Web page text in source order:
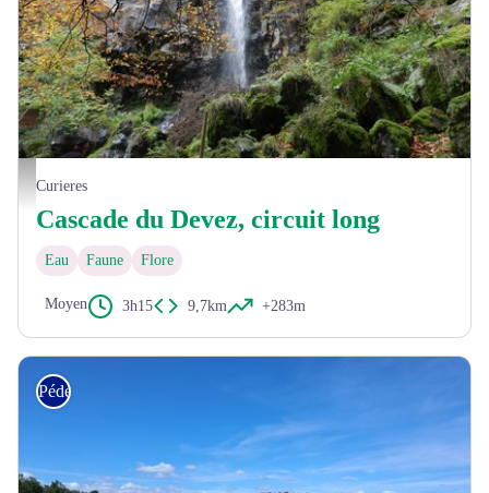
La cascade du Devez à l'automne - ®OT Tourisme en Aubrac
Curieres
Cascade du Devez, circuit long
Eau Faune Flore
Moyen 3h15 9,7km +283m
Pédestre